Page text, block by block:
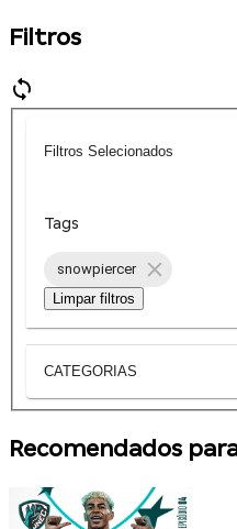
Filtros
Filtros Selecionados
Tags
snowpiercer
Limpar filtros
CATEGORIAS
Recomendados